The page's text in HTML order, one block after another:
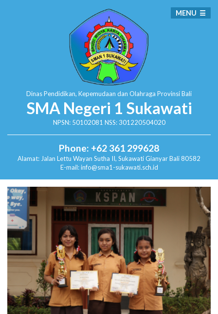
Dinas Pendidikan, Kepemudaan dan Olahraga Provinsi Bali
SMA Negeri 1 Sukawati
NPSN: 50102081 NSS: 301220504020
Phone: +62 361 299628
Alamat: Jalan Lettu Wayan Sutha II, SukawatiGianyar Bali 80582
E-mail: info@sma1-sukawati.sch.id
MENU